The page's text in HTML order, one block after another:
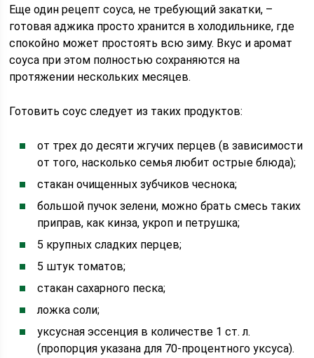
Еще один рецепт соуса, не требующий закатки, –
готовая аджика просто хранится в холодильнике, где
спокойно может простоять всю зиму. Вкус и аромат
соуса при этом полностью сохраняются на
протяжении нескольких месяцев.
Готовить соус следует из таких продуктов:
от трех до десяти жгучих перцев (в зависимости
от того, насколько семья любит острые блюда);
стакан очищенных зубчиков чеснока;
большой пучок зелени, можно брать смесь таких
приправ, как кинза, укроп и петрушка;
5 крупных сладких перцев;
5 штук томатов;
стакан сахарного песка;
ложка соли;
уксусная эссенция в количестве 1 ст. л.
(пропорция указана для 70-процентного уксуса).